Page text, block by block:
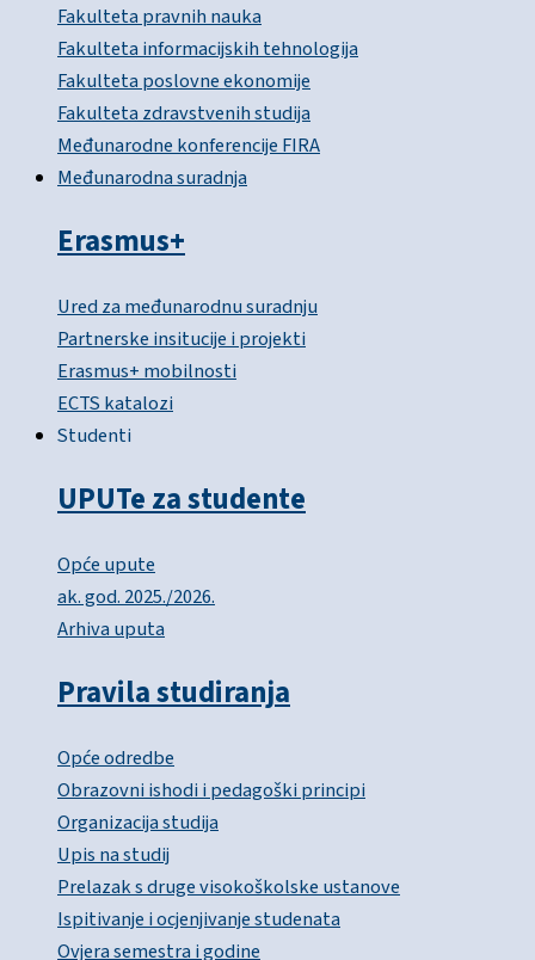
Fakulteta pravnih nauka
Fakulteta informacijskih tehnologija
Fakulteta poslovne ekonomije
Fakulteta zdravstvenih studija
Međunarodne konferencije FIRA
Međunarodna suradnja
Erasmus+
Ured za međunarodnu suradnju
Partnerske insitucije i projekti
Erasmus+ mobilnosti
ECTS katalozi
Studenti
UPUTe za studente
Opće upute
ak. god. 2025./2026.
Arhiva uputa
Pravila studiranja
Opće odredbe
Obrazovni ishodi i pedagoški principi
Organizacija studija
Upis na studij
Prelazak s druge visokoškolske ustanove
Ispitivanje i ocjenjivanje studenata
Ovjera semestra i godine